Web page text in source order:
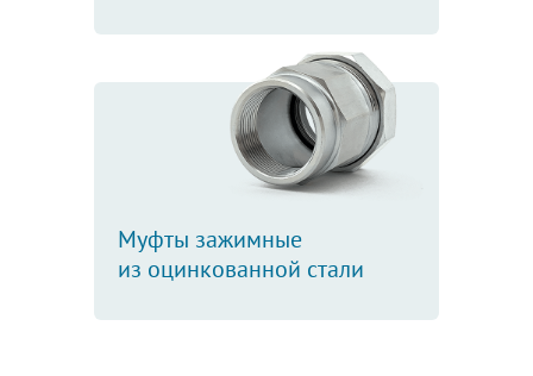
Муфты зажимные
из оцинкованной стали